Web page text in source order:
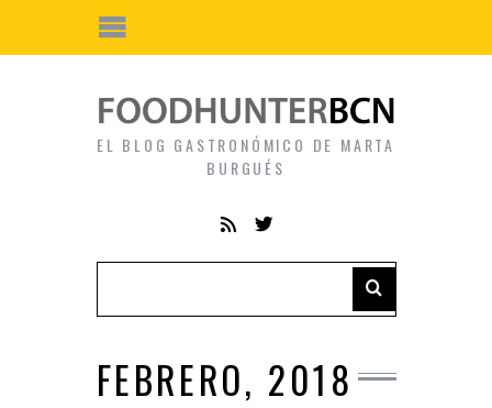
EL BLOG GASTRONÓMICO DE MARTA
BURGUÉS
FEBRERO, 2018